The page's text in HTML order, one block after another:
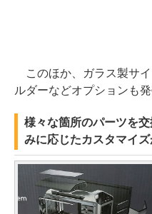
このほか、ガラス製サ
ルダーなどオプションも発
様々な箇所のパーツを
みに応じたカスタマイ